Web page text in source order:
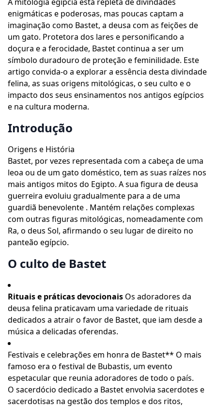
enigmáticas e poderosas, mas poucas captam a
imaginação como Bastet, a deusa com as feições de
um gato. Protetora dos lares e personificando a
doçura e a ferocidade, Bastet continua a ser um
símbolo duradouro de proteção e feminilidade. Este
artigo convida-o a explorar a essência desta divindade
felina, as suas origens mitológicas, o seu culto e o
impacto dos seus ensinamentos nos antigos egípcios
e na cultura moderna.
Introdução
Origens e História
Bastet, por vezes representada com a cabeça de uma
leoa ou de um gato doméstico, tem as suas raízes nos
mais antigos mitos do Egipto. A sua figura de deusa
guerreira evoluiu gradualmente para a de uma
guardiã benevolente . Mantém relações complexas
com outras figuras mitológicas, nomeadamente com
Ra, o deus Sol, afirmando o seu lugar de direito no
panteão egípcio.
O culto de Bastet
Rituais e práticas devocionais Os adoradores da
deusa felina praticavam uma variedade de rituais
dedicados a atrair o favor de Bastet, que iam desde a
música a delicadas oferendas.
Festivais e celebrações em honra de Bastet** O mais
famoso era o festival de Bubastis, um evento
espetacular que reunia adoradores de todo o país.
O sacerdócio dedicado a Bastet envolvia sacerdotes e
sacerdotisas na gestão dos templos e dos ritos,